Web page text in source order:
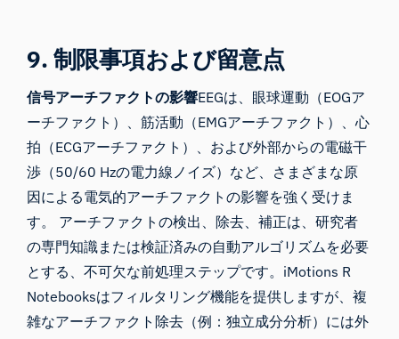
9. 制限事項および留意点
信号アーチファクトの影響EEGは、眼球運動（EOGア
ーチファクト）、筋活動（EMGアーチファクト）、心
拍（ECGアーチファクト）、および外部からの電磁干
渉（50/60 Hzの電力線ノイズ）など、さまざまな原
因による電気的アーチファクトの影響を強く受けま
す。 アーチファクトの検出、除去、補正は、研究者
の専門知識または検証済みの自動アルゴリズムを必要
とする、不可欠な前処理ステップです。iMotions R
Notebooksはフィルタリング機能を提供しますが、複
雑なアーチファクト除去（例：独立成分分析）には外